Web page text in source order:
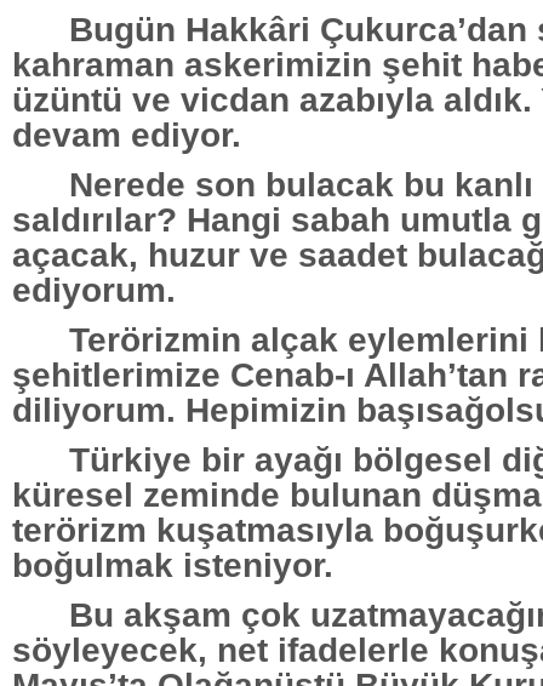
Bugün Hakkâri Çukurca’dan
kahraman askerimizin şehit
üzüntü ve vicdan azabıyla aldık.
devam ediyor.
Nerede son bulacak bu
saldırılar? Hangi sabah umutla
açacak, huzur ve saadet
ediyorum.
Terörizmin alçak eylemlerini
şehitlerimize Cenab-ı Allah’tan
diliyorum. Hepimizin
Türkiye bir ayağı bölgesel
küresel zeminde bulunan
terörizm kuşatmasıyla
boğulmak isteniyor.
Bu akşam çok
söyleyecek, net ifadelerle